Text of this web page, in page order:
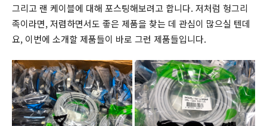
그리고 랜 케이블에 대해 포스팅해보려고 합니다. 저처럼 헝그리
족이라면, 저렴하면서도 좋은 제품을 찾는 데 관심이 많으실 텐데
요, 이번에 소개할 제품들이 바로 그런 제품들입니다.